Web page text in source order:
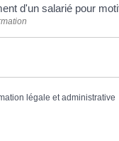
d'un salarié pour
légale et administrative